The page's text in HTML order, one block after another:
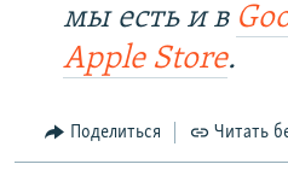
мы есть и в
Apple Store.
Поделиться Читать